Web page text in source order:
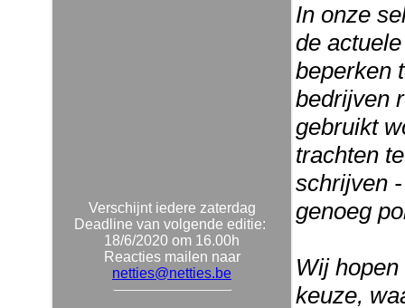
Verschijnt iedere zaterdag
Deadline van volgende editie:
18/6/2020 om 16.00h
Reacties mailen naar
netties@netties.be
In onze
de
beperken
bedrijven
gebruikt
trachten
schrijven
genoeg
Wij
keuze,